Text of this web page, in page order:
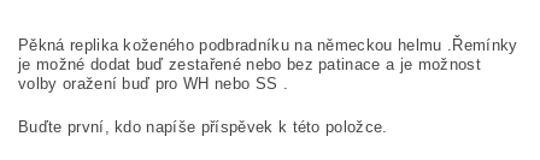
Pěkná replika koženého podbradníku na německou helmu .Řemínky
je možné dodat buď zestařené nebo bez patinace a je možnost
volby oražení buď pro WH nebo SS .
Buďte první, kdo napíše příspěvek k této položce.